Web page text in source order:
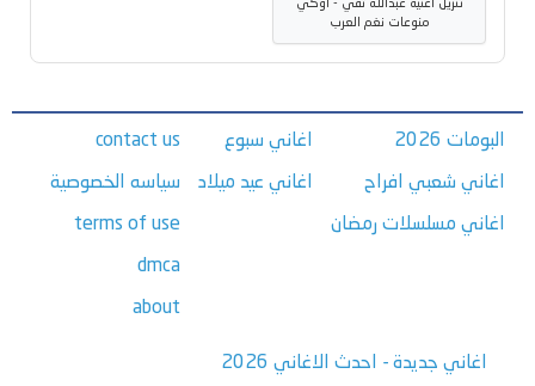
تنزيل اغنية عبدالله تقي - أوكي
منوعات نغم العرب
البومات 2026
اغاني شعبي افراح
اغاني مسلسلات رمضان
اغاني سبوع
اغاني عيد ميلاد
contact us
سياسه الخصوصية
terms of use
dmca
about
اغاني جديدة - احدث الاغاني 2026